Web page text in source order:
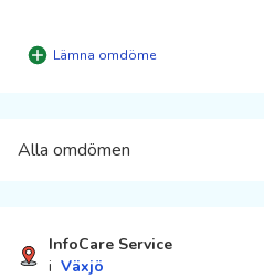
Lämna omdöme
Alla omdömen
InfoCare Service
i Växjö